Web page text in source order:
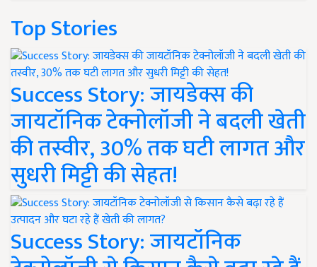
Top Stories
Success Story: जायडेक्स की
जायटॉनिक टेक्नोलॉजी ने बदली खेती
की तस्वीर, 30% तक घटी लागत और
सुधरी मिट्टी की सेहत!
Success Story: जायटॉनिक